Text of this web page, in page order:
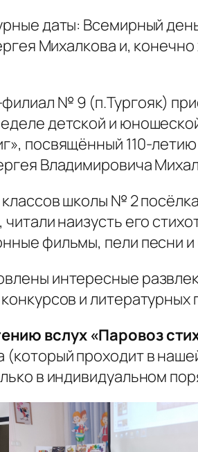
даты: Всемирный
Михалкова и,
№ 9 (п.Тургояк)
детской и
посвящённый 110-
Владимировича
школы № 2
наизусть его
фильмы, пели песни
интересные
и
вслух «Паровоз
проходит в
в индивидуальном